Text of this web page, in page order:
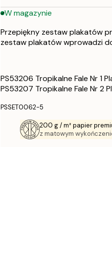
W magazynie
Przepiękny zestaw plakatów
zestaw plakatów wprowadzi
PS53206 Tropikalne Fale Nr 1
PS53207 Tropikalne Fale Nr 2
PSSET0062-5
200 g / m² papier
z matowym